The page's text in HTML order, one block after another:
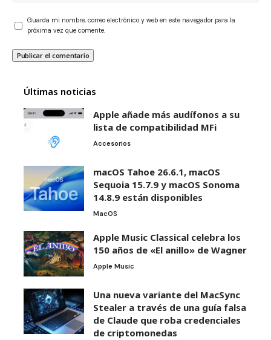
Guarda mi nombre, correo electrónico y web en este navegador para la
próxima vez que comente.
Últimas noticias
Apple añade más audífonos a su
lista de compatibilidad MFi
Accesorios
macOS Tahoe 26.6.1, macOS
Sequoia 15.7.9 y macOS Sonoma
14.8.9 están disponibles
MacOS
Apple Music Classical celebra los
150 años de «El anillo» de Wagner
Apple Music
Una nueva variante del MacSync
Stealer a través de una guía falsa
de Claude que roba credenciales
de criptomonedas